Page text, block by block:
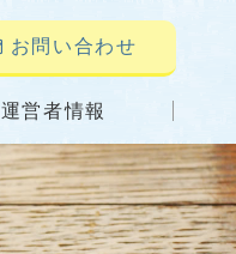
お問い合わせ
運営者情報